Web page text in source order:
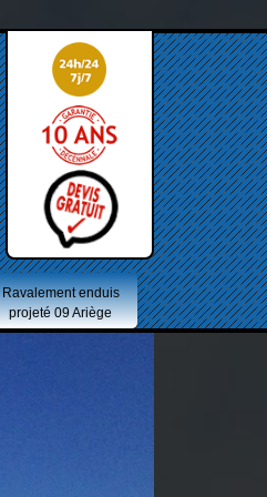
Ravalement enduis
projeté 09 Ariège